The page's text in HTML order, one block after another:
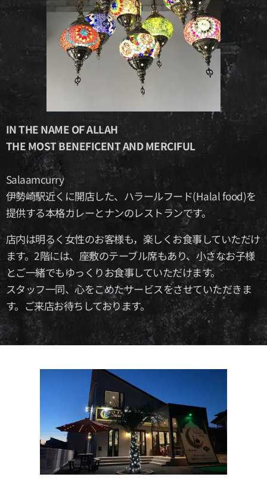
IN THE NAME OF ALLAH
THE MOST BENEFICENT AND MERCIFUL
Salaamcurry
伊勢崎駅近くに開店した、ハラールフード(Halal food)を
提供する本格カレーとナンのレストランです。
店内は明るく女性のお客様も，楽しくお食事していただけ
ます。2階には、座敷のテーブル席もあり、小さなお子様
とご一緒でもゆっくりお食事していただけます。
スタッフ一同、心をこめたサービスをさせていただきま
す。ご来店お待ちしております。